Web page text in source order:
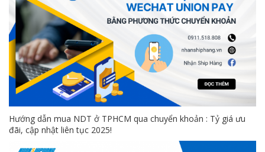
Hướng dẫn mua NDT ở TPHCM qua chuyển khoản : Tỷ giá ưu
đãi, cập nhật liên tục 2025!